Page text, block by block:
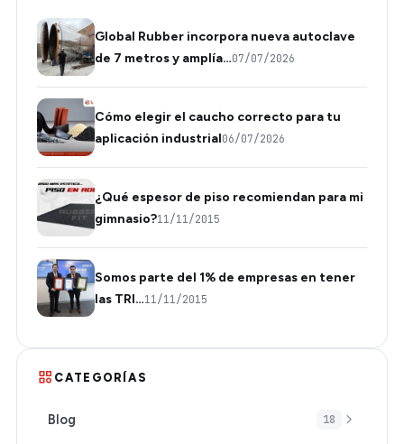
Global Rubber incorpora nueva autoclave
de 7 metros y amplía…07/07/2026
Cómo elegir el caucho correcto para tu
aplicación industrial06/07/2026
¿Qué espesor de piso recomiendan para mi
gimnasio?11/11/2015
Somos parte del 1% de empresas en tener
las TRI…11/11/2015
CATEGORÍAS
Blog 18